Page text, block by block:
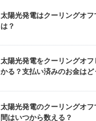
太陽光発電はクーリングオ
は？
太陽光発電をクーリングオ
かる？支払い済みのお金はど
太陽光発電のクーリングオフ
間はいつから数える？